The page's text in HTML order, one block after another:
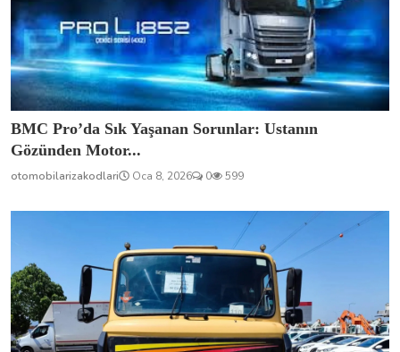
BMC Pro’da Sık Yaşanan Sorunlar: Ustanın
Gözünden Motor...
otomobilarizakodlari Oca 8, 2026 0 599